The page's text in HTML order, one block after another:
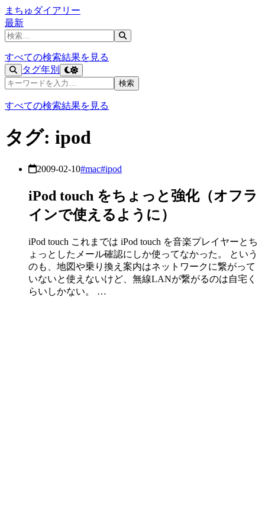
まちゅダイアリー
最新
記事を検索
すべての検索結果を見る
タグ年別
記事を検索
検索
すべての検索結果を見る
タグ: ipod
2009-02-10#mac#ipod
iPod touch をちょっと強化（オフラ
インで使えるように）
iPod touch これまでは iPod touch を音楽プレイヤーとち
ょっとしたメール確認にしか使ってなかった。 という
のも、地図や乗り換え案内はネットワークに繋がって
いないと使えないけど、無線LANが繋がるのは自宅く
らいしかない。 …